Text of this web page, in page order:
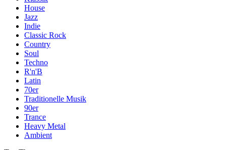
House
Jazz
Indie
Classic Rock
Country
Soul
Techno
R'n'B
Latin
70er
Traditionelle Musik
90er
Trance
Heavy Metal
Ambient